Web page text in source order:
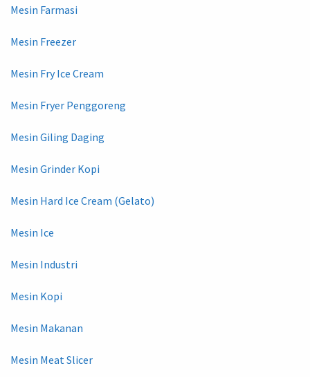
Mesin Farmasi
Mesin Freezer
Mesin Fry Ice Cream
Mesin Fryer Penggoreng
Mesin Giling Daging
Mesin Grinder Kopi
Mesin Hard Ice Cream (Gelato)
Mesin Ice
Mesin Industri
Mesin Kopi
Mesin Makanan
Mesin Meat Slicer